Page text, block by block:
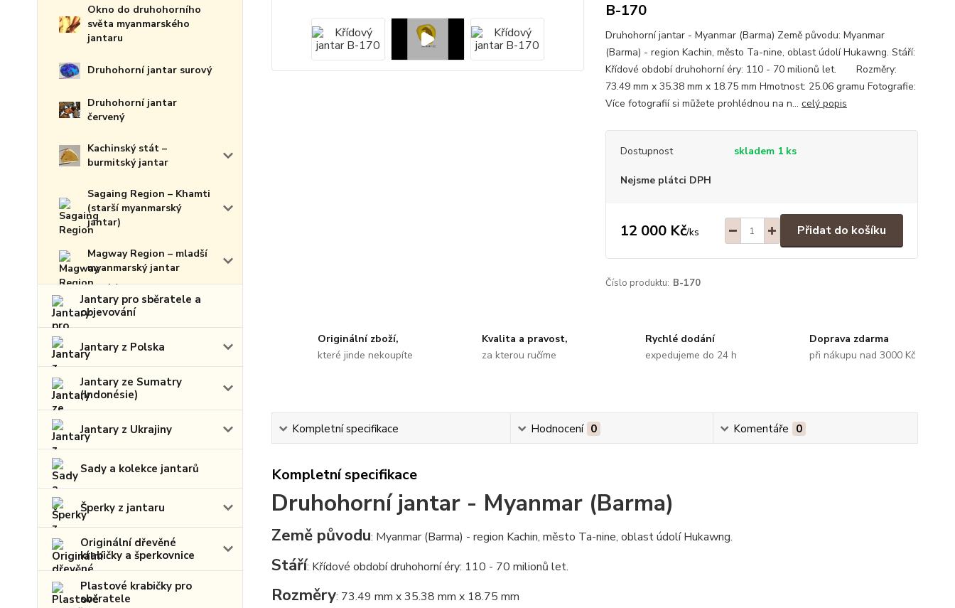
Okno do druhohorního
světa myanmarského
jantaru
Druhohorní jantar surový
Druhohorní jantar
červený
Kachinský stát –
burmitský jantar
Sagaing Region – Khamti
(starší myanmarský
jantar)
Magway Region – mladší
myanmarský jantar
Jantary pro sběratele a
objevování
Jantary z Polska
Jantary ze Sumatry
(Indonésie)
Jantary z Ukrajiny
Sady a kolekce jantarů
Šperky z jantaru
Originální dřevěné
krabičky a šperkovnice
Plastové krabičky pro
sběratele
B-170
Druhohorní jantar - Myanmar (Barma) Země původu: Myanmar
(Barma) - region Kachin, město Ta-nine, oblast údolí Hukawng. Stáří:
Křídové období druhohorní éry: 110 - 70 milionů let. Rozměry:
73.49 mm x 35.38 mm x 18.75 mm Hmotnost: 25.06 gramu Fotografie:
Více fotografií si můžete prohlédnou na n... celý popis
Dostupnost skladem 1 ks
Nejsme plátci DPH
12 000 Kč/ks Přidat do košíku
Číslo produktu: B-170
Originální zboží,
které jinde nekoupíte
Kvalita a pravost,
za kterou ručíme
Rychlé dodání
expedujeme do 24 h
Doprava zdarma
při nákupu nad 3000 Kč
Kompletní specifikace Hodnocení 0 Komentáře 0
Kompletní specifikace
Druhohorní jantar - Myanmar (Barma)
Země původu: Myanmar (Barma) - region Kachin, město Ta-nine, oblast údolí Hukawng.
Stáří: Křídové období druhohorní éry: 110 - 70 milionů let.
Rozměry: 73.49 mm x 35.38 mm x 18.75 mm